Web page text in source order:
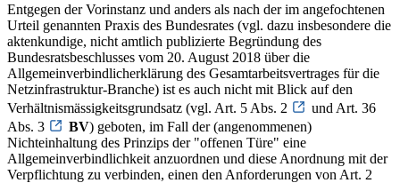
Entgegen der Vorinstanz und anders als nach der im angefochtenen
Urteil genannten Praxis des Bundesrates (vgl. dazu insbesondere die
aktenkundige, nicht amtlich publizierte Begründung des
Bundesratsbeschlusses vom 20. August 2018 über die
Allgemeinverbindlicherklärung des Gesamtarbeitsvertrages für die
Netzinfrastruktur-Branche) ist es auch nicht mit Blick auf den
Verhältnismässigkeitsgrundsatz (vgl. Art. 5 Abs. 2
und Art. 36
Abs. 3
BV) geboten, im Fall der (angenommenen)
Nichteinhaltung des Prinzips der "offenen Türe" eine
Allgemeinverbindlichkeit anzuordnen und diese Anordnung mit der
Verpflichtung zu verbinden, einen den Anforderungen von Art. 2